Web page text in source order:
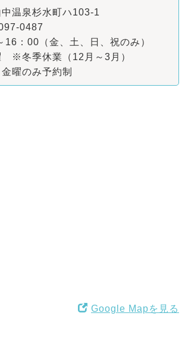
温泉杉水町ハ103-1
0487
16：00（金、土、日、祝のみ）
※冬季休業（12月～3月）
曜のみ予約制
Google Mapを見る